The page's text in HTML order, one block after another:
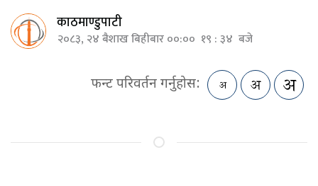
काठमाण्डुपाटी
२०८३, २४ बैशाख बिहीबार ००:०० १९ : ३४ बजे
फन्ट परिवर्तन गर्नुहोस: